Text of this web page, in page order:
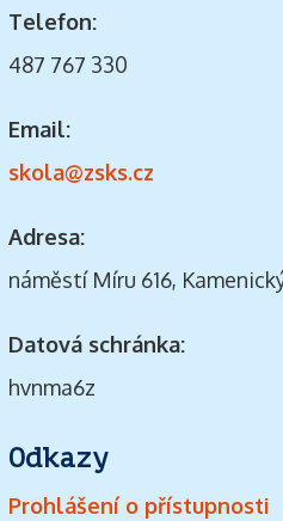
Telefon:
487 767 330
Email:
skola@zsks.cz
Adresa:
náměstí Míru 616,
Datová schránka:
hvnma6z
Odkazy
Prohlášení o přístupnosti